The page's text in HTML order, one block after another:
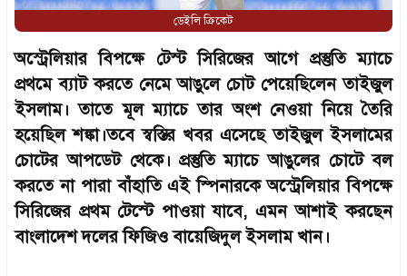
ডেইলি ক্রিকেট
অস্ট্রেলিয়ার বিপক্ষে টেস্ট সিরিজের আগে প্রস্তুতি ম্যাচে
প্রথমে ব্যাট করতে নেমে আঙুলে চোট পেয়েছিলেন তাইজুল
ইসলাম। তাতে মূল ম্যাচে তার অংশ নেওয়া নিয়ে তৈরি
হয়েছিল শঙ্কা।তবে স্বস্তির খবর এসেছে তাইজুল ইসলামের
চোটের আপডেট থেকে। প্রস্তুতি ম্যাচে আঙুলের চোটে বল
করতে না পারা বাঁহাতি এই স্পিনারকে অস্ট্রেলিয়ার বিপক্ষে
সিরিজের প্রথম টেস্টে পাওয়া যাবে, এমন আশাই করছেন
বাংলাদেশ দলের ফিজিও বায়েজিদুল ইসলাম খান।